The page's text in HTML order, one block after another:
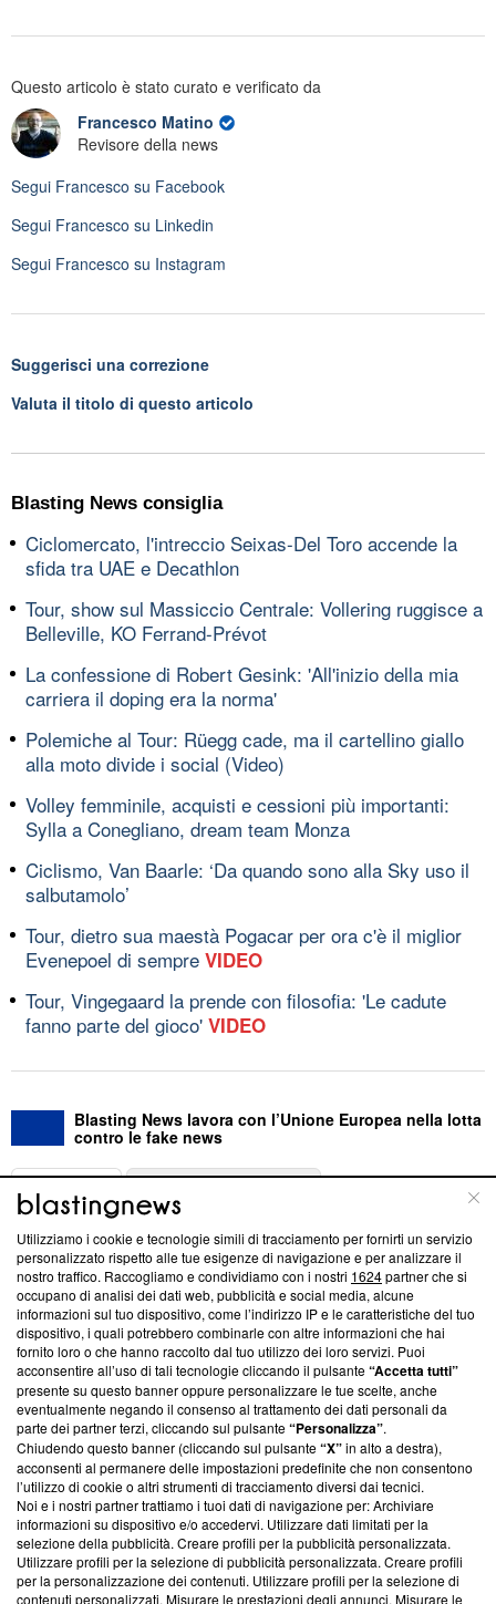
Questo articolo è stato curato e verificato da
Francesco Matino
Revisore della news
Segui Francesco su Facebook
Segui Francesco su Linkedin
Segui Francesco su Instagram
Suggerisci una correzione
Valuta il titolo di questo articolo
Blasting News consiglia
Ciclomercato, l'intreccio Seixas-Del Toro accende la
sfida tra UAE e Decathlon
Tour, show sul Massiccio Centrale: Vollering ruggisce a
Belleville, KO Ferrand-Prévot
La confessione di Robert Gesink: 'All'inizio della mia
carriera il doping era la norma'
Polemiche al Tour: Rüegg cade, ma il cartellino giallo
alla moto divide i social (Video)
Volley femminile, acquisti e cessioni più importanti:
Sylla a Conegliano, dream team Monza
Ciclismo, Van Baarle: ‘Da quando sono alla Sky uso il
salbutamolo’
Tour, dietro sua maestà Pogacar per ora c'è il miglior
Evenepoel di sempre VIDEO
Tour, Vingegaard la prende con filosofia: 'Le cadute
fanno parte del gioco' VIDEO
Blasting News lavora con l’Unione Europea nella lotta
contro le fake news
ABOUT
Questa sezione offre informazioni trasparenti su Blasting
News, sui nostri processi editoriali e su come ci impegniamo a
creare news di qualità. Inoltre, afferma la nostra aderenza a
‘Trust Project - News with Integrity’Blasting News non è
ancora membro del programma, ma ha richiesto di farne
parte; Trust Project non ha ancora effettuato una verifica di
conformità agli standard.
Su di noi
Team editoriale
Corporate
Redazione
Informativa Privacy
Utilizziamo i cookie e tecnologie simili di tracciamento per fornirti un servizio
personalizzato rispetto alle tue esigenze di navigazione e per analizzare il
nostro traffico. Raccogliamo e condividiamo con i nostri 1624partner che si
occupano di analisi dei dati web, pubblicità e social media, alcune
informazioni sul tuo dispositivo, come l’indirizzo IP e le caratteristiche del tuo
dispositivo, i quali potrebbero combinarle con altre informazioni che hai
fornito loro o che hanno raccolto dal tuo utilizzo dei loro servizi. Puoi
acconsentire all’uso di tali tecnologie cliccando il pulsante“Accetta tutti”
presente su questo banner oppure personalizzare le tue scelte, anche
eventualmente negando il consenso al trattamento dei dati personali da
parte dei partner terzi, cliccando sul pulsante“Personalizza”.
Chiudendo questo banner (cliccando sul pulsante“X”in alto a destra),
acconsenti al permanere delle impostazioni predefinite che non consentono
l’utilizzo di cookie o altri strumenti di tracciamento diversi dai tecnici.
Noi e i nostri partner trattiamo i tuoi dati di navigazione per: Archiviare
informazioni su dispositivo e/o accedervi. Utilizzare dati limitati per la
selezione della pubblicità. Creare profili per la pubblicità personalizzata.
Utilizzare profili per la selezione di pubblicità personalizzata. Creare profili
per la personalizzazione dei contenuti. Utilizzare profili per la selezione di
contenuti personalizzati. Misurare le prestazioni degli annunci. Misurare le